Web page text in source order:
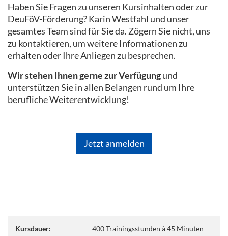
Haben Sie Fragen zu unseren Kursinhalten oder zur
DeuFöV-Förderung? Karin Westfahl und unser
gesamtes Team sind für Sie da. Zögern Sie nicht, uns
zu kontaktieren, um weitere Informationen zu
erhalten oder Ihre Anliegen zu besprechen.
Wir stehen Ihnen gerne zur Verfügungund
unterstützen Sie in allen Belangen rund um Ihre
berufliche Weiterentwicklung!
Jetzt anmelden
Kursdauer:
400 Trainingsstunden à 45 Minuten